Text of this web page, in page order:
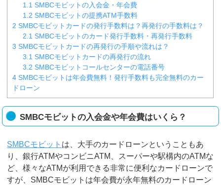
1.1 SMBCモビットの入会金・年会費
1.2 SMBCモビットの提携ATM手数料
2 SMBCモビットカードの発行手数料は？再発行の手数料は？
2.1 SMBCモビットのカード発行手数料・再発行手数料
3 SMBCモビットカードの再発行の手順や流れは？
3.1 SMBCモビットカードの再発行の流れ
3.2 SMBCモビットコールセンターの電話番号
4 SMBCモビットは年会費無料！発行手数料も完全無料のカー
ドローン
SMBCモビットの入会金や年会費はいくら？
SMBCモビット は、大手のカードローンということもあ
り、銀行ATMやコンビニATM、スーパーや駅構内のATMな
ど、様々なATMが利用できる非常に便利なカードローンで
すが、SMBCモビットは年会費が永年無料のカードローン